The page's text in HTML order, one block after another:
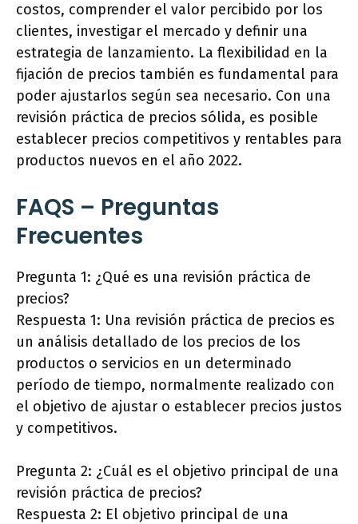
costos, comprender el valor percibido por los
clientes, investigar el mercado y definir una
estrategia de lanzamiento. La flexibilidad en la
fijación de precios también es fundamental para
poder ajustarlos según sea necesario. Con una
revisión práctica de precios sólida, es posible
establecer precios competitivos y rentables para
productos nuevos en el año 2022.
FAQS – Preguntas
Frecuentes
Pregunta 1: ¿Qué es una revisión práctica de
precios?
Respuesta 1: Una revisión práctica de precios es
un análisis detallado de los precios de los
productos o servicios en un determinado
período de tiempo, normalmente realizado con
el objetivo de ajustar o establecer precios justos
y competitivos.
Pregunta 2: ¿Cuál es el objetivo principal de una
revisión práctica de precios?
Respuesta 2: El objetivo principal de una